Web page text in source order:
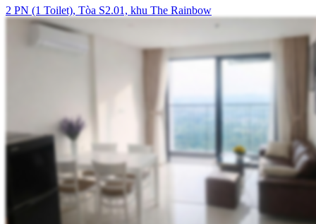
2 PN (1 Toilet), Tòa S2.01, khu The Rainbow